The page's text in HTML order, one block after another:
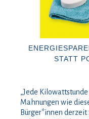
STATT
„Jede
Mahnungen wie
Bürger*innen